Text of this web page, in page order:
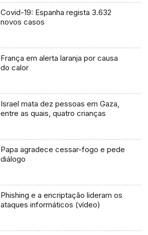
Covid-19: Espanha regista 3.632
novos casos
França em alerta laranja por causa
do calor
Israel mata dez pessoas em Gaza,
entre as quais, quatro crianças
Papa agradece cessar-fogo e pede
diálogo
Phishing e a encriptação lideram os
ataques informáticos (vídeo)